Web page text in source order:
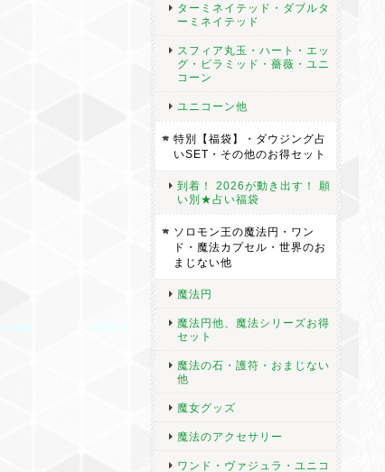
ターミネイテッド・ダブルタ
ーミネイテッド
スフィア丸玉・ハート・エッ
グ・ピラミッド・薔薇・ユニ
コーン
ユニコーン他
特別【福袋】・ダウジング占
いSET・その他のお得セット
到着！ 2026が動き出す！ 願
い別★占い福袋
ソロモン王の魔法円・ワン
ド・魔法カプセル・世界のお
まじない他
魔法円
魔法円他、魔法シリーズお得
セット
魔法の石・護符・おまじない
他
魔女グッズ
魔法のアクセサリー
ワンド・ヴァジュラ・ユニコ